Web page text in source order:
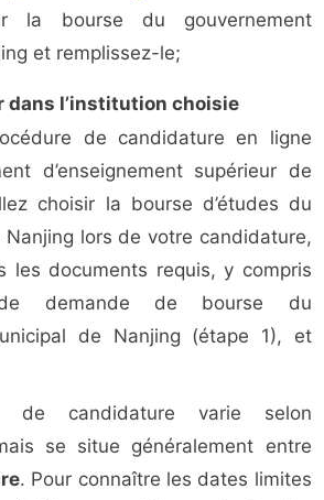
la bourse du gouvernement
et remplissez-le;
dans l’institution choisie
de candidature en ligne
d’enseignement supérieur de
choisir la bourse d’études du
lors de votre candidature,
les documents requis, y compris
demande de bourse du
de Nanjing (étape 1), et
candidature varie selon
se situe généralement entre
. Pour connaître les dates limites